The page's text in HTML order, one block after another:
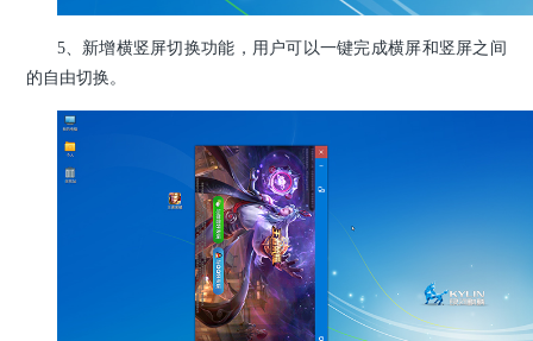
5、新增横竖屏切换功能，用户可以一键完成横屏和竖屏之间
的自由切换。